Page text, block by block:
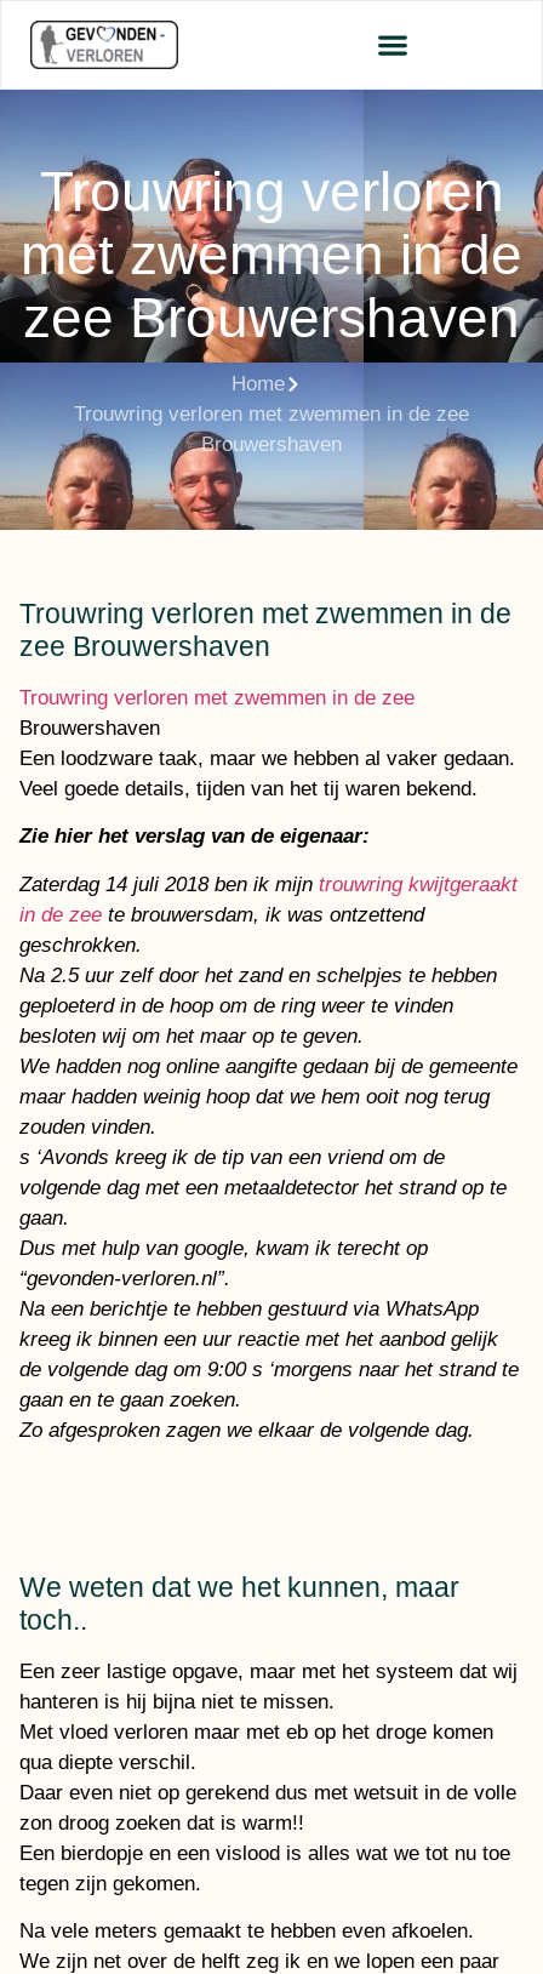
Trouwring verloren
met zwemmen in de
zee Brouwershaven
Home
Trouwring verloren met zwemmen in de zee
Brouwershaven
Trouwring verloren met zwemmen in de
zee Brouwershaven
Trouwring verloren met zwemmen in de zee
Brouwershaven
Een loodzware taak, maar we hebben al vaker gedaan.
Veel goede details, tijden van het tij waren bekend.
Zie hier het verslag van de eigenaar:
Zaterdag 14 juli 2018 ben ik mijn trouwring kwijtgeraakt
in de zee te brouwersdam, ik was ontzettend
geschrokken.
Na 2.5 uur zelf door het zand en schelpjes te hebben
geploeterd in de hoop om de ring weer te vinden
besloten wij om het maar op te geven.
We hadden nog online aangifte gedaan bij de gemeente
maar hadden weinig hoop dat we hem ooit nog terug
zouden vinden.
s ‘Avonds kreeg ik de tip van een vriend om de
volgende dag met een metaaldetector het strand op te
gaan.
Dus met hulp van google, kwam ik terecht op
“gevonden-verloren.nl”.
Na een berichtje te hebben gestuurd via WhatsApp
kreeg ik binnen een uur reactie met het aanbod gelijk
de volgende dag om 9:00 s ‘morgens naar het strand te
gaan en te gaan zoeken.
Zo afgesproken zagen we elkaar de volgende dag.
We weten dat we het kunnen, maar
toch..
Een zeer lastige opgave, maar met het systeem dat wij
hanteren is hij bijna niet te missen.
Met vloed verloren maar met eb op het droge komen
qua diepte verschil.
Daar even niet op gerekend dus met wetsuit in de volle
zon droog zoeken dat is warm!!
Een bierdopje en een vislood is alles wat we tot nu toe
tegen zijn gekomen.
Na vele meters gemaakt te hebben even afkoelen.
We zijn net over de helft zeg ik en we lopen een paar